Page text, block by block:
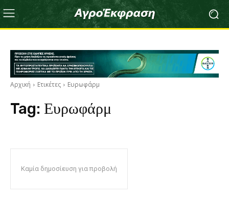
Αρχική Ετικέτες Ευρωφάρμ
Tag: Ευρωφάρμ
Καμία δημοσίευση για προβολή